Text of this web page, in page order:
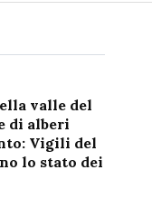
valle del
di alberi
Vigili del
lo stato dei